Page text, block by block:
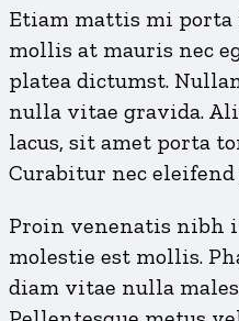
Etiam mattis mi porta
mollis at mauris nec
platea dictumst.
nulla vitae gravida.
lacus, sit amet porta
Curabitur nec eleifend
Proin venenatis nibh
molestie est mollis.
diam vitae nulla